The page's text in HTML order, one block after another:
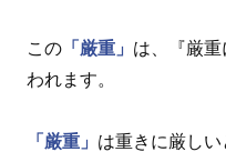
この 「厳重」 は、『厳
われます。
「厳重」 は重きに厳しい